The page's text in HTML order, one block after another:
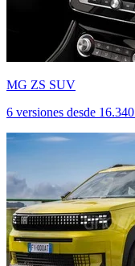
MG ZS SUV
6 versiones desde 16.340